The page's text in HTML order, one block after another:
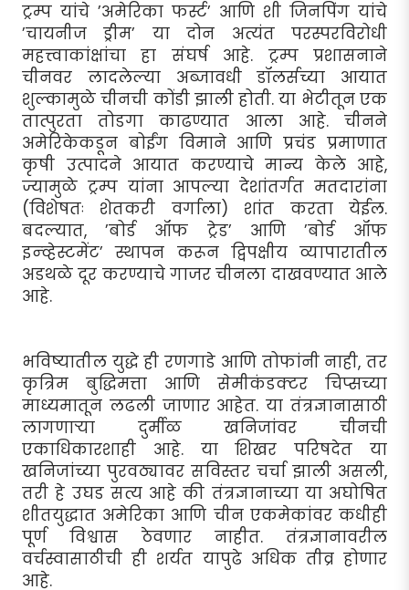
ट्रम्प यांचे ’अमेरिका फर्स्ट’ आणि शी जिनपिंग यांचे
’चायनीज ड्रीम’ या दोन अत्यंत परस्परविरोधी
महत्त्वाकांक्षांचा हा संघर्ष आहे. ट्रम्प प्रशासनाने
चीनवर लादलेल्या अब्जावधी डॉलर्सच्या आयात
शुल्कामुळे चीनची कोंडी झाली होती. या भेटीतून एक
तात्पुरता तोडगा काढण्यात आला आहे. चीनने
अमेरिकेकडून बोईंग विमाने आणि प्रचंड प्रमाणात
कृषी उत्पादने आयात करण्याचे मान्य केले आहे,
ज्यामुळे ट्रम्प यांना आपल्या देशांतर्गत मतदारांना
(विशेषतः शेतकरी वर्गाला) शांत करता येईल.
बदल्यात, ’बोर्ड ऑफ ट्रेड’ आणि ’बोर्ड ऑफ
इन्व्हेस्टमेंट’ स्थापन करून द्विपक्षीय व्यापारातील
अडथळे दूर करण्याचे गाजर चीनला दाखवण्यात आले
आहे.
भविष्यातील युद्धे ही रणगाडे आणि तोफांनी नाही, तर
कृत्रिम बुद्धिमत्ता आणि सेमीकंडक्टर चिप्सच्या
माध्यमातून लढली जाणार आहेत. या तंत्रज्ञानासाठी
लागणार्‍या दुर्मीळ खनिजांवर चीनची
एकाधिकारशाही आहे. या शिखर परिषदेत या
खनिजांच्या पुरवठ्यावर सविस्तर चर्चा झाली असली,
तरी हे उघड सत्य आहे की तंत्रज्ञानाच्या या अघोषित
शीतयुद्धात अमेरिका आणि चीन एकमेकांवर कधीही
पूर्ण विश्वास ठेवणार नाहीत. तंत्रज्ञानावरील
वर्चस्वासाठीची ही शर्यत यापुढे अधिक तीव्र होणार
आहे.